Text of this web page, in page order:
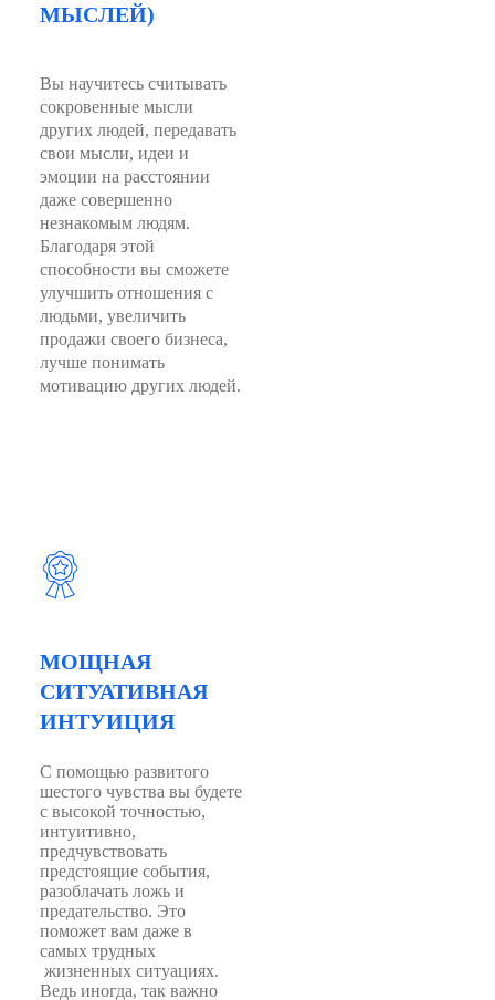
МЫСЛЕЙ)
Вы научитесь считывать
сокровенные мысли
других людей, передавать
свои мысли, идеи и
эмоции на расстоянии
даже совершенно
незнакомым людям.
Благодаря этой
способности вы сможете
улучшить отношения с
людьми, увеличить
продажи своего бизнеса,
лучше понимать
мотивацию других людей.
МОЩНАЯ
СИТУАТИВНАЯ
ИНТУИЦИЯ
С помощью развитого
шестого чувства вы будете
с высокой точностью,
интуитивно,
предчувствовать
предстоящие события,
разоблачать ложь и
предательство. Это
поможет вам даже в
самых трудных
жизненных ситуациях.
Ведь иногда, так важно